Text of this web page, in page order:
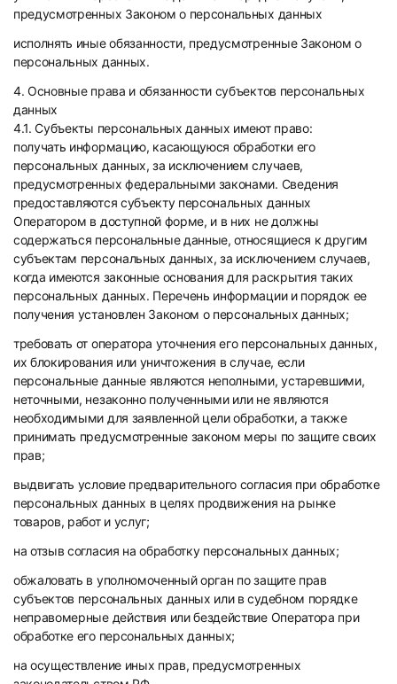
предусмотренных Законом о персональных данных
исполнять иные обязанности, предусмотренные Законом о
персональных данных.
4. Основные права и обязанности субъектов персональных
данных
4.1. Субъекты персональных данных имеют право:
получать информацию, касающуюся обработки его
персональных данных, за исключением случаев,
предусмотренных федеральными законами. Сведения
предоставляются субъекту персональных данных
Оператором в доступной форме, и в них не должны
содержаться персональные данные, относящиеся к другим
субъектам персональных данных, за исключением случаев,
когда имеются законные основания для раскрытия таких
персональных данных. Перечень информации и порядок ее
получения установлен Законом о персональных данных;
требовать от оператора уточнения его персональных данных,
их блокирования или уничтожения в случае, если
персональные данные являются неполными, устаревшими,
неточными, незаконно полученными или не являются
необходимыми для заявленной цели обработки, а также
принимать предусмотренные законом меры по защите своих
прав;
выдвигать условие предварительного согласия при обработке
персональных данных в целях продвижения на рынке
товаров, работ и услуг;
на отзыв согласия на обработку персональных данных;
обжаловать в уполномоченный орган по защите прав
субъектов персональных данных или в судебном порядке
неправомерные действия или бездействие Оператора при
обработке его персональных данных;
на осуществление иных прав, предусмотренных